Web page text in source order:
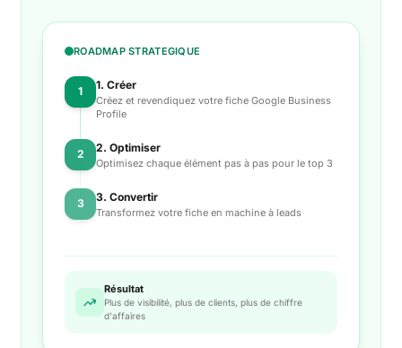
ROADMAP STRATEGIQUE
1 1. Créer
Créez et revendiquez votre fiche Google Business
Profile
2 2. Optimiser
Optimisez chaque élément pas à pas pour le top 3
3 3. Convertir
Transformez votre fiche en machine à leads
Résultat
Plus de visibilité, plus de clients, plus de chiffre
d'affaires